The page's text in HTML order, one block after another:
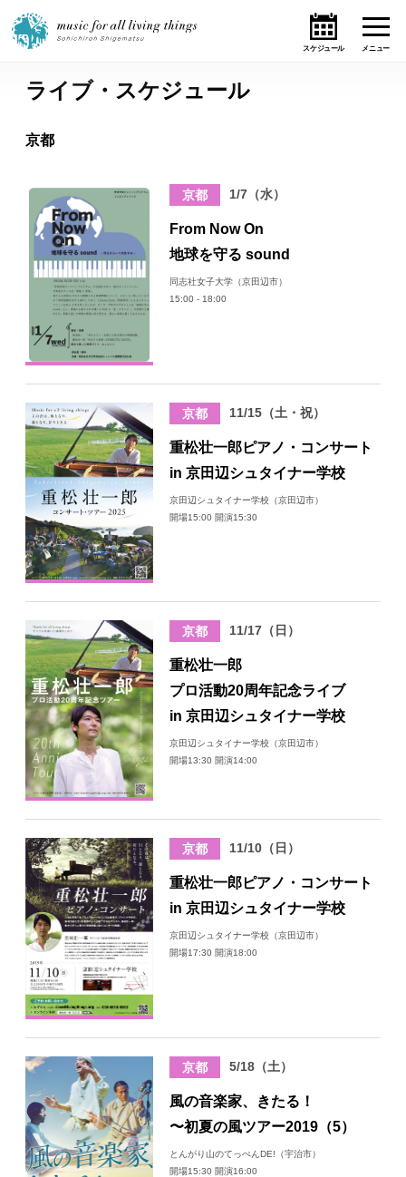
ホーム
テーマ
ライブ・スケジュール
作品
オンライン・ショップ
ギャラリー
日々のレポート
Specials
プロフィール
お問い合わせ
ライブ・スケジュール
京都
京都 1/7（水）
From Now On
地球を守る sound
同志社女子大学（京田辺市）
15:00 - 18:00
京都 11/15（土・祝）
重松壮一郎ピアノ・コンサート
in 京田辺シュタイナー学校
京田辺シュタイナー学校（京田辺市）
開場15:00 開演15:30
京都 11/17（日）
重松壮一郎
プロ活動20周年記念ライブ
in 京田辺シュタイナー学校
京田辺シュタイナー学校（京田辺市）
開場13:30 開演14:00
京都 11/10（日）
重松壮一郎ピアノ・コンサート
in 京田辺シュタイナー学校
京田辺シュタイナー学校（京田辺市）
開場17:30 開演18:00
京都 5/18（土）
風の音楽家、きたる！
〜初夏の風ツアー2019（5）
とんがり山のてっぺんDE!（宇治市）
開場15:30 開演16:00